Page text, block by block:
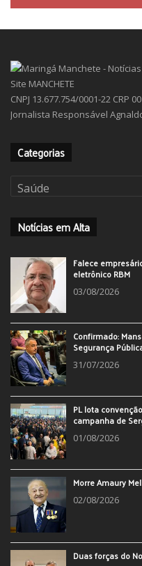
Site MANCHETE
CNPJ 13.677.754/0001-22 CRP
Jornalista Responsável
Categorias
Categorias
Notícias em Alta
Falece
eletrônico RBM
03/08/2026
Confirmado:
Segurança
31/07/2026
PL lota
campanha de
01/08/2026
Morre Amaury
02/08/2026
Duas forças do